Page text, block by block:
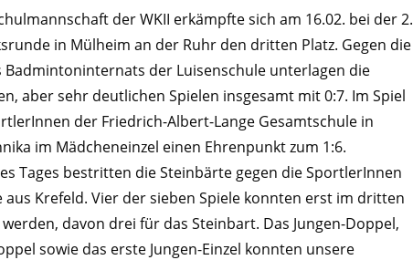
der WKII erkämpfte sich am 16.02. bei der 2.
in Mülheim an der Ruhr den dritten Platz. Gegen die
Badmintoninternats der Luisenschule unterlagen die
aber sehr deutlichen Spielen insgesamt mit 0:7. Im Spiel
der Friedrich-Albert-Lange Gesamtschule in
im Mädcheneinzel einen Ehrenpunkt zum 1:6.
Tages bestritten die Steinbärte gegen die SportlerInnen
aus Krefeld. Vier der sieben Spiele konnten erst im dritten
davon drei für das Steinbart. Das Jungen-Doppel,
sowie das erste Jungen-Einzel konnten unsere